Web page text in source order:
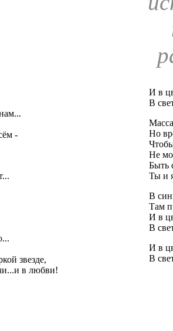
-
звезде,
в любви!
И в
В
Но
Не
Быть
Ты и
В
Там
И в
В
И в
В